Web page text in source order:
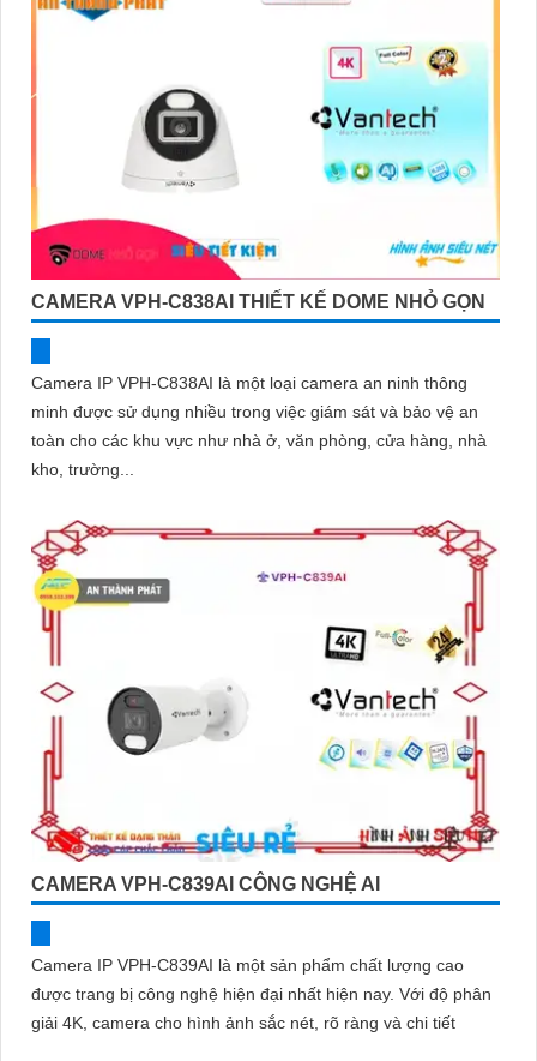
CAMERA VPH-C838AI THIẾT KẾ DOME NHỎ GỌN
Camera IP VPH-C838AI là một loại camera an ninh thông
minh được sử dụng nhiều trong việc giám sát và bảo vệ an
toàn cho các khu vực như nhà ở, văn phòng, cửa hàng, nhà
kho, trường...
CAMERA VPH-C839AI CÔNG NGHỆ AI
Camera IP VPH-C839AI là một sản phẩm chất lượng cao
được trang bị công nghệ hiện đại nhất hiện nay. Với độ phân
giải 4K, camera cho hình ảnh sắc nét, rõ ràng và chi tiết